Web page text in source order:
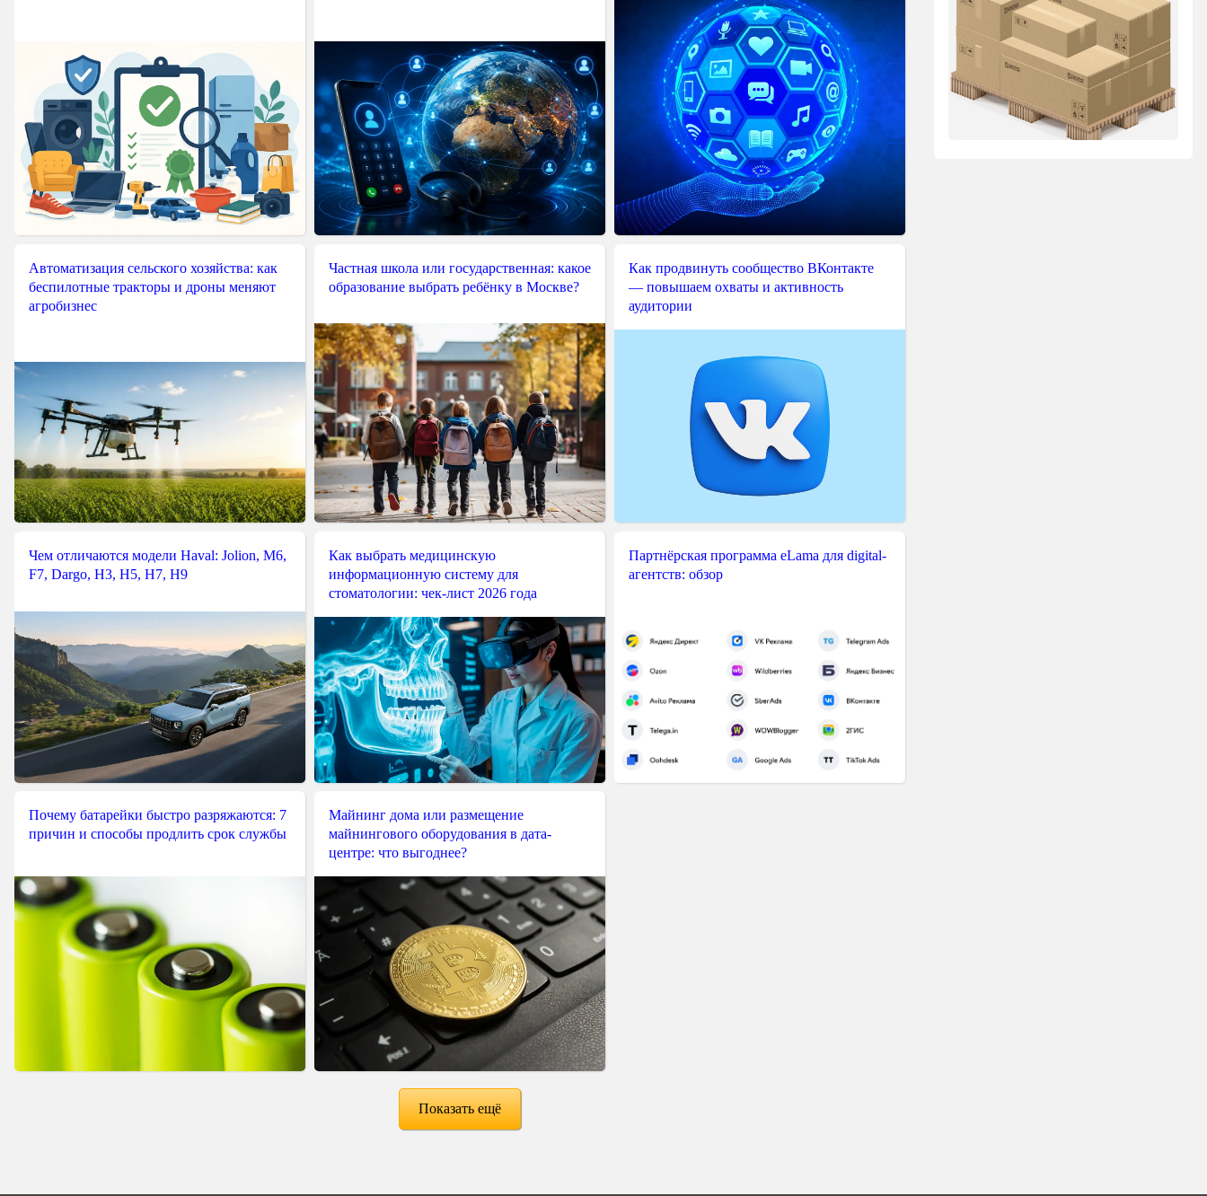
Автоматизация сельского хозяйства: как
беспилотные тракторы и дроны меняют
агробизнес
Частная школа или государственная: какое
образование выбрать ребёнку в Москве?
Как продвинуть сообщество ВКонтакте
— повышаем охваты и активность
аудитории
Чем отличаются модели Haval: Jolion, M6,
F7, Dargo, H3, H5, H7, H9
Как выбрать медицинскую
информационную систему для
стоматологии: чек-лист 2026 года
Партнёрская программа eLama для digital-
агентств: обзор
Почему батарейки быстро разряжаются: 7
причин и способы продлить срок службы
Майнинг дома или размещение
майнингового оборудования в дата-
центре: что выгоднее?
Показать ещё